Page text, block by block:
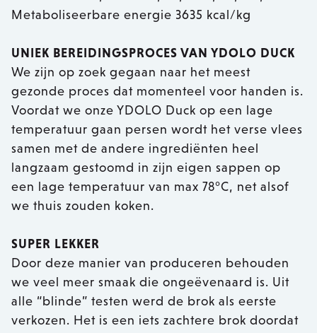
Metaboliseerbare energie 3635 kcal/kg
UNIEK BEREIDINGSPROCES VAN YDOLO DUCK
We zijn op zoek gegaan naar het meest
gezonde proces dat momenteel voor handen is.
Voordat we onze YDOLO Duck op een lage
temperatuur gaan persen wordt het verse vlees
samen met de andere ingrediënten heel
langzaam gestoomd in zijn eigen sappen op
een lage temperatuur van max 78°C, net alsof
we thuis zouden koken.
SUPER LEKKER
Door deze manier van produceren behouden
we veel meer smaak die ongeëvenaard is. Uit
alle “blinde” testen werd de brok als eerste
verkozen. Het is een iets zachtere brok doordat